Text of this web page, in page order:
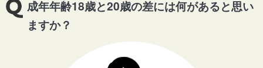
成年年齢18歳と20歳の差には何があると思い
ますか？